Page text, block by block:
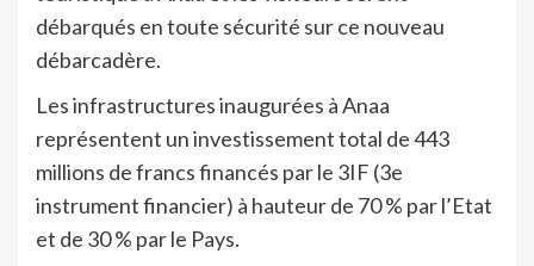
débarqués en toute sécurité sur ce nouveau
débarcadère.
Les infrastructures inaugurées à Anaa
représentent un investissement total de 443
millions de francs financés par le 3IF (3e
instrument financier) à hauteur de 70 % par l’Etat
et de 30 % par le Pays.